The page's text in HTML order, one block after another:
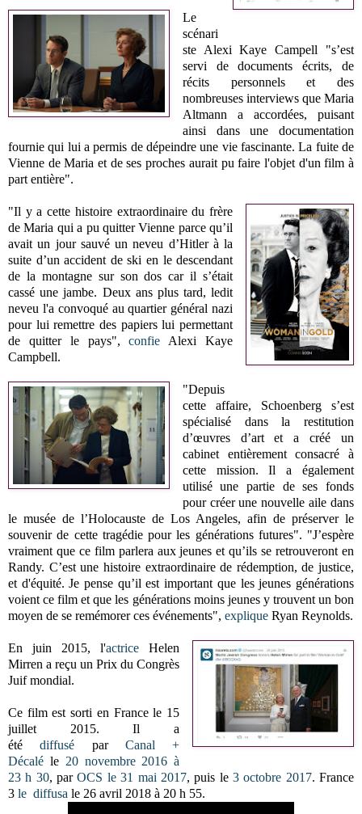
Le
scénari
ste Alexi Kaye Campell "s’est
servi de documents écrits, de
récits personnels et des
nombreuses interviews que Maria
Altmann a accordées, puisant
ainsi dans une documentation
fournie qui lui a permis de dépeindre une vie fascinante. La fuite de
Vienne de Maria et de ses proches aurait pu faire l'objet d'un film à
part entière".
"Il y a cette histoire extraordinaire du frère
de Maria qui a pu quitter Vienne parce qu’il
avait un jour sauvé un neveu d’Hitler à la
suite d’un accident de ski en le descendant
de la montagne sur son dos car il s’était
cassé une jambe. Deux ans plus tard, ledit
neveu l'a convoqué au quartier général nazi
pour lui remettre des papiers lui permettant
de quitter le pays",confie Alexi Kaye
Campbell.
"Depuis
cette affaire, Schoenberg s’est
spécialisé dans la restitution
d’œuvres d’art et a créé un
cabinet entièrement consacré à
cette mission. Il a également
utilisé une partie de ses fonds
pour créer une nouvelle aile dans
le musée de l’Holocauste de Los Angeles, afin de préserver le
souvenir de cette tragédie pour les générations futures". "J’espère
vraiment que ce film parlera aux jeunes et qu’ils se retrouveront en
Randy. C’est une histoire extraordinaire de rédemption, de justice,
et d'équité. Je pense qu’il est important que les jeunes générations
voient ce film et que les générations moins jeunes y trouvent un bon
moyen de se remémorer ces événements", explique Ryan Reynolds.
En juin 2015, l'actrice Helen
Mirren a reçu un Prix du Congrès
Juif mondial.
Ce film est sorti en France le 15
juillet 2015. Il a
étédiffusé par Canal +
Décalé le 20 novembre 2016 à
23 h 30, parOCS le 31 mai 2017, puis le 3 octobre 2017. France
3 le diffusa le 26 avril 2018 à 20 h 55.